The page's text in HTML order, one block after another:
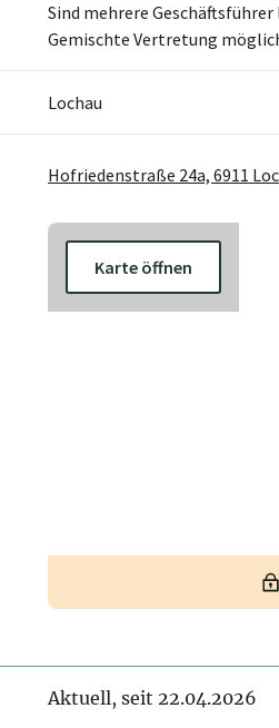
Sind mehrere
Gemischte Vertretung
Lochau
Hofriedenstraße 24a, 6911
Karte öffnen
Aktuell, seit 22.04.2026